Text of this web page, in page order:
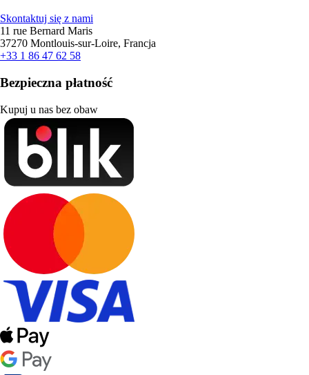
Skontaktuj się z nami
11 rue Bernard Maris
37270 Montlouis-sur-Loire, Francja
+33 1 86 47 62 58
Bezpieczna płatność
Kupuj u nas bez obaw